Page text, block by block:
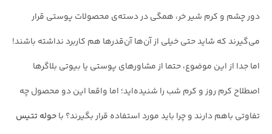
دور چشم و کرم شیر خر، همگی در دسته‌ی محصولات پوستی قرار
می‌گیرند که شاید حتی خیلی از آن‌ها آن‌قدرها هم کاربرد نداشته باشند!
اما جدا از این موضوع، حتما از مشاورهای پوستی یا بیوتی بلاگرها
اصطلاح کرم روز و کرم شب را شنیده‌اید؛ اما واقعا این دو محصول چه
تفاوتی باهم دارند و چرا باید مورد استفاده قرار بگیرند؟ باحوله تتیس